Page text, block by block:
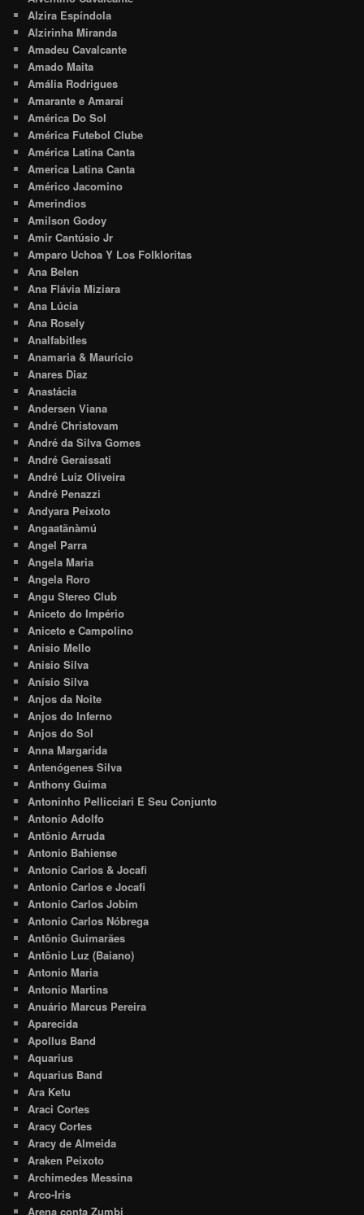
Alzira Espíndola
Alzirinha Miranda
Amadeu Cavalcante
Amado Maita
Amália Rodrigues
Amarante e Amaraí
América Do Sol
América Futebol Clube
América Latina Canta
America Latina Canta
Américo Jacomino
Amerindios
Amilson Godoy
Amir Cantúsio Jr
Amparo Uchoa Y Los Folkloritas
Ana Belen
Ana Flávia Miziara
Ana Lúcia
Ana Rosely
Analfabitles
Anamaria & Maurício
Anares Diaz
Anastácia
Andersen Viana
André Christovam
André da Silva Gomes
André Geraissati
André Luiz Oliveira
André Penazzi
Andyara Peixoto
Angaatãnàmú
Angel Parra
Angela Maria
Angela Roro
Angu Stereo Club
Aniceto do Império
Aniceto e Campolino
Anisio Mello
Anisio Silva
Anísio Silva
Anjos da Noite
Anjos do Inferno
Anjos do Sol
Anna Margarida
Antenógenes Silva
Anthony Guima
Antoninho Pellicciari E Seu Conjunto
Antonio Adolfo
Antônio Arruda
Antonio Bahiense
Antonio Carlos & Jocafi
Antonio Carlos e Jocafi
Antonio Carlos Jobim
Antonio Carlos Nóbrega
Antônio Guimarães
Antônio Luz (Baiano)
Antonio Maria
Antonio Martins
Anuário Marcus Pereira
Aparecida
Apollus Band
Aquarius
Aquarius Band
Ara Ketu
Araci Cortes
Aracy Cortes
Aracy de Almeida
Araken Peixoto
Archimedes Messina
Arco-Iris
Arena conta Zumbi